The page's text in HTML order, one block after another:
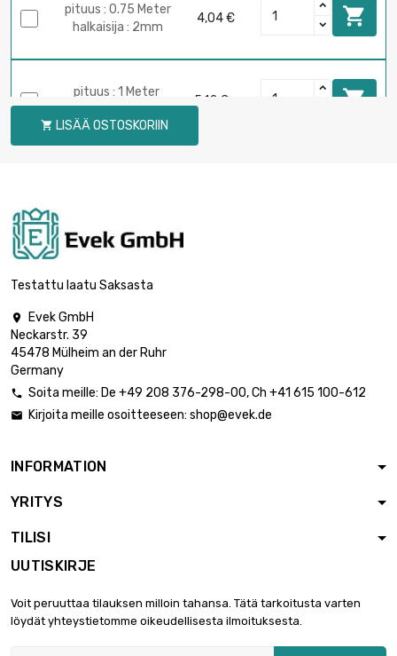
pituus : 0.75 Meter
halkaisija : 2mm
4,04 € 
pituus : 1 Meter
halkaisija : 2mm
5,12 € 
pituus : 0.3 Meter
halkaisija : 3mm
pituus : 0.4 Meter
halkaisija : 3mm
6,81 € 
 LISÄÄ OSTOSKORIIN
Testattu laatu Saksasta

Evek GmbH
Neckarstr. 39
45478 Mülheim an der Ruhr
Germany
 Soita meille: De +49 208 376-298-00, Ch +41 615 100-612
 Kirjoita meille osoitteeseen: shop@evek.de
INFORMATION
YRITYS
TILISI
UUTISKIRJE
Voit peruuttaa tilauksen milloin tahansa. Tätä tarkoitusta varten
löydät yhteystietomme oikeudellisesta ilmoituksesta.